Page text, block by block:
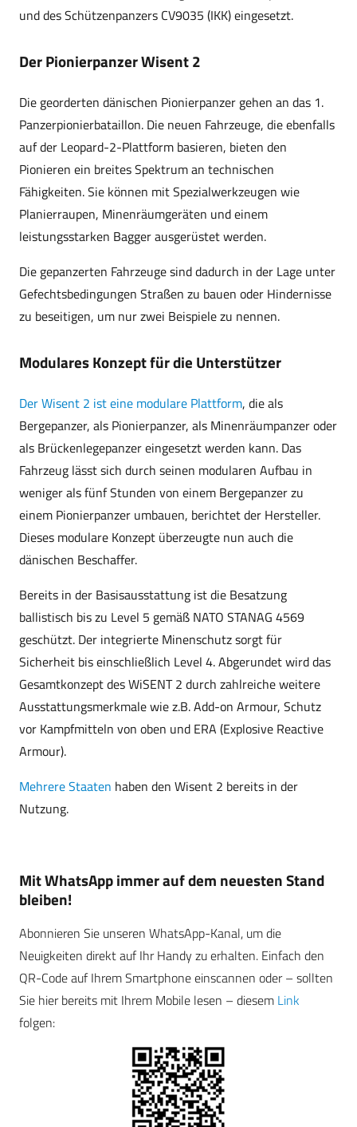
und des Schützenpanzers CV9035 (IKK) eingesetzt.
Der Pionierpanzer Wisent 2
Die georderten dänischen Pionierpanzer gehen an das 1.
Panzerpionierbataillon. Die neuen Fahrzeuge, die ebenfalls
auf der Leopard-2-Plattform basieren, bieten den
Pionieren ein breites Spektrum an technischen
Fähigkeiten. Sie können mit Spezialwerkzeugen wie
Planierraupen, Minenräumgeräten und einem
leistungsstarken Bagger ausgerüstet werden.
Die gepanzerten Fahrzeuge sind dadurch in der Lage unter
Gefechtsbedingungen Straßen zu bauen oder Hindernisse
zu beseitigen, um nur zwei Beispiele zu nennen.
Modulares Konzept für die Unterstützer
Der Wisent 2 ist eine modulare Plattform, die als
Bergepanzer, als Pionierpanzer, als Minenräumpanzer oder
als Brückenlegepanzer eingesetzt werden kann. Das
Fahrzeug lässt sich durch seinen modularen Aufbau in
weniger als fünf Stunden von einem Bergepanzer zu
einem Pionierpanzer umbauen, berichtet der Hersteller.
Dieses modulare Konzept überzeugte nun auch die
dänischen Beschaffer.
Bereits in der Basisausstattung ist die Besatzung
ballistisch bis zu Level 5 gemäß NATO STANAG 4569
geschützt. Der integrierte Minenschutz sorgt für
Sicherheit bis einschließlich Level 4. Abgerundet wird das
Gesamtkonzept des WiSENT 2 durch zahlreiche weitere
Ausstattungsmerkmale wie z.B. Add-on Armour, Schutz
vor Kampfmitteln von oben und ERA (Explosive Reactive
Armour).
Mehrere Staaten haben den Wisent 2 bereits in der
Nutzung.
Mit WhatsApp immer auf dem neuesten Stand
bleiben!
Abonnieren Sie unseren WhatsApp-Kanal, um die
Neuigkeiten direkt auf Ihr Handy zu erhalten. Einfach den
QR-Code auf Ihrem Smartphone einscannen oder – sollten
Sie hier bereits mit Ihrem Mobile lesen – diesem Link
folgen: